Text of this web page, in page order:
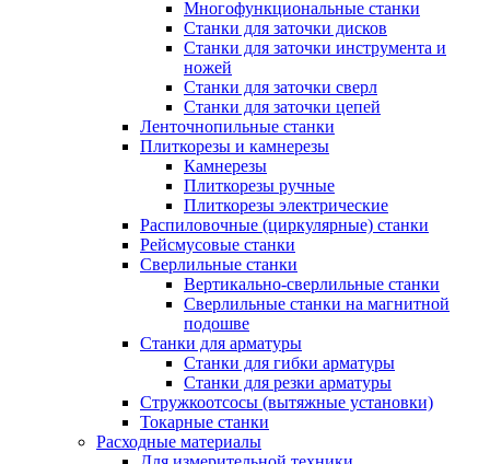
Многофункциональные станки
Станки для заточки дисков
Станки для заточки инструмента и
ножей
Станки для заточки сверл
Станки для заточки цепей
Ленточнопильные станки
Плиткорезы и камнерезы
Камнерезы
Плиткорезы ручные
Плиткорезы электрические
Распиловочные (циркулярные) станки
Рейсмусовые станки
Сверлильные станки
Вертикально-сверлильные станки
Сверлильные станки на магнитной
подошве
Станки для арматуры
Станки для гибки арматуры
Станки для резки арматуры
Стружкоотсосы (вытяжные установки)
Токарные станки
Расходные материалы